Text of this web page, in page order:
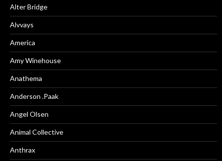
Alter Bridge
Alvvays
America
Amy Winehouse
Anathema
Anderson .Paak
Angel Olsen
Animal Collective
Anthrax